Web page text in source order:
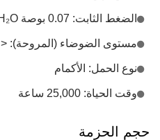
الضغط الثابت: 0.07 بوصة H₂O
مستوى الضوضاء (المروحة): < 26 ديسيبل
نوع الحمل: الأكمام
وقت الحياة: 25,000 ساعة
حجم الحزمة